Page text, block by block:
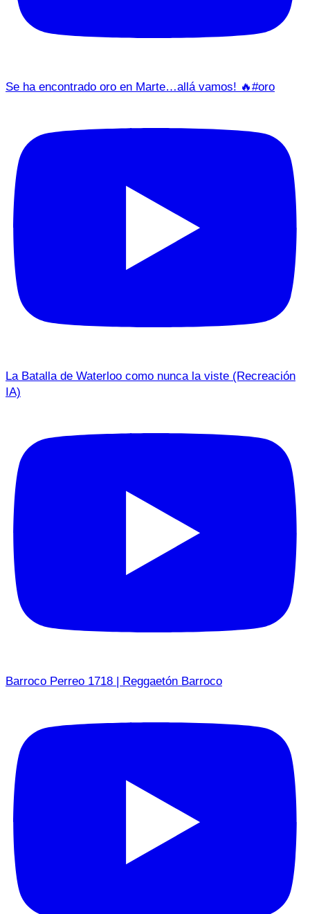
Se ha encontrado oro en Marte…allá vamos! 🔥#oro
La Batalla de Waterloo como nunca la viste (Recreación
IA)
Barroco Perreo 1718 | Reggaetón Barroco